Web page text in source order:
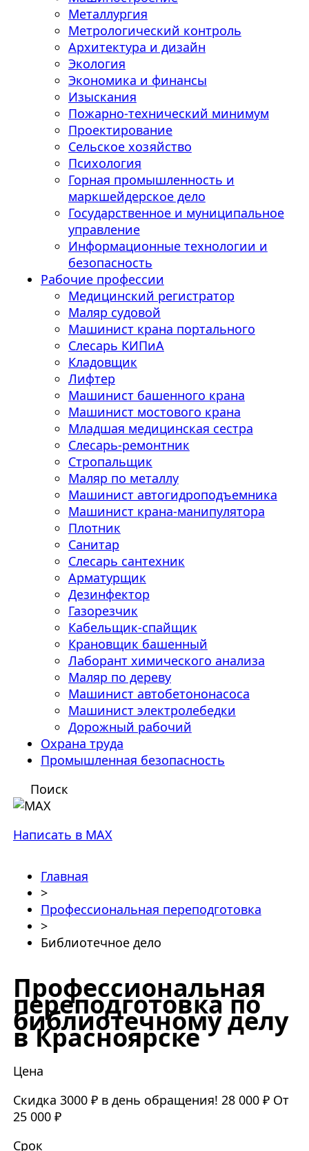
Металлургия
Метрологический контроль
Архитектура и дизайн
Экология
Экономика и финансы
Изыскания
Пожарно-технический минимум
Проектирование
Сельское хозяйство
Психология
Горная промышленность и
маркшейдерское дело
Государственное и муниципальное
управление
Информационные технологии и
безопасность
Рабочие профессии
Медицинский регистратор
Маляр судовой
Машинист крана портального
Слесарь КИПиА
Кладовщик
Лифтер
Машинист башенного крана
Машинист мостового крана
Младшая медицинская сестра
Слесарь-ремонтник
Стропальщик
Маляр по металлу
Машинист автогидроподъемника
Машинист крана-манипулятора
Плотник
Санитар
Слесарь сантехник
Арматурщик
Дезинфектор
Газорезчик
Кабельщик-спайщик
Крановщик башенный
Лаборант химического анализа
Маляр по дереву
Машинист автобетононасоса
Машинист электролебедки
Дорожный рабочий
Охрана труда
Промышленная безопасность
Поиск
Написать в MAX
Главная
>
Профессиональная переподготовка
>
Библиотечное дело
Профессиональная
переподготовка по
библиотечному делу
в Красноярске
Цена
Скидка 3000 ₽ в день обращения! 28 000 ₽ От
25 000 ₽
Срок